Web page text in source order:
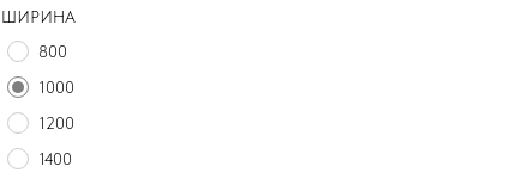
ШИРИНА
800
1000
1200
1400